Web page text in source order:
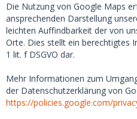
Die Nutzung von Google Maps
ansprechenden Darstellung
leichten Auffindbarkeit der von
Orte. Dies stellt ein berechtigtes
1 lit. f DSGVO dar.
Mehr Informationen zum
der Datenschutzerklärung von
https://policies.google.com/